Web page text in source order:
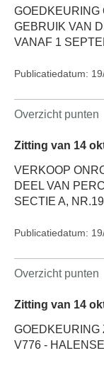
GOEDKEURING
GEBRUIK VAN
VANAF 1
Publicatiedatum:
Overzicht punten
Zitting van 14
VERKOOP
DEEL VAN
SECTIE A,
Publicatiedatum:
Overzicht punten
Zitting van 14
GOEDKEURING
V776 -